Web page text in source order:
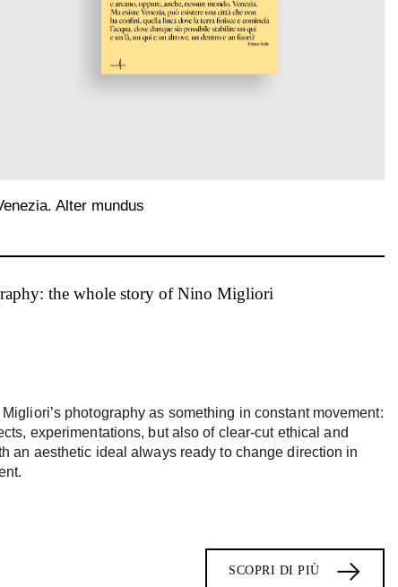
Alter mundus
the whole story of Nino Migliori
photography as something in constant movement:
experimentations, but also of clear-cut ethical and
an aesthetic ideal always ready to change direction in
SCOPRI DI PIÙ